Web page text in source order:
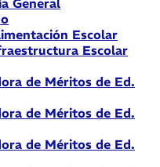
General
Escolar
Escolar
de Méritos de Ed.
de Méritos de Ed.
de Méritos de Ed.